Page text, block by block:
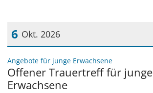
6 Okt. 2026
Datum: 6. Oktober 2026
Angebote für junge Erwachsene:
Offener Trauertreff für junge
Erwachsene